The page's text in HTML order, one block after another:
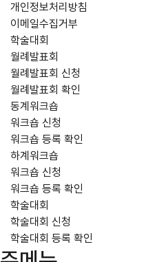
개인정보처리방침
이메일수집거부
학술대회
월례발표회
월례발표회 신청
월례발표회 확인
동계워크숍
워크숍 신청
워크숍 등록 확인
하계워크숍
워크숍 신청
워크숍 등록 확인
학술대회
학술대회 신청
학술대회 등록 확인